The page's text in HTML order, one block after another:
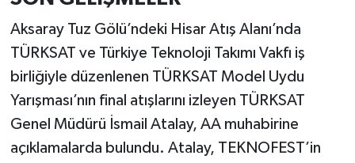
Aksaray Tuz Gölü’ndeki Hisar Atış Alanı’nda
TÜRKSAT ve Türkiye Teknoloji Takımı Vakfı iş
birliğiyle düzenlenen TÜRKSAT Model Uydu
Yarışması’nın final atışlarını izleyen TÜRKSAT
Genel Müdürü İsmail Atalay, AA muhabirine
açıklamalarda bulundu. Atalay, TEKNOFEST’in
İlçeler
Köşe Yazıları
Kültür Sanat